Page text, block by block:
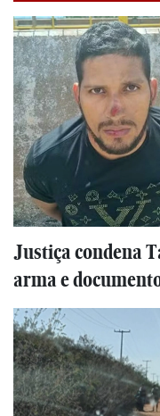
Justiça condena
arma e